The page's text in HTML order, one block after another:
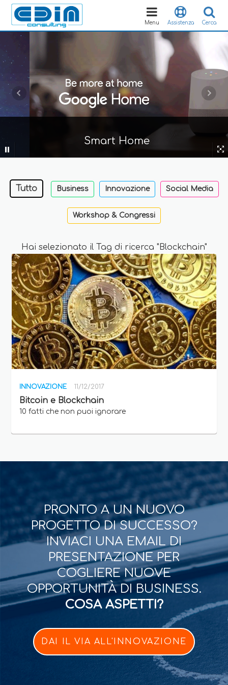
Cerca
Assistenza
Toggle
navigation
Menu
Smart Home
Tutto Business Innovazione Social Media
Workshop & Congressi
Hai selezionato il Tag di ricerca "Blockchain"
INNOVAZIONE 11/12/2017
Bitcoin e Blockchain
10 fatti che non puoi ignorare
PRONTO A UN NUOVO
PROGETTO DI SUCCESSO?
INVIACI UNA EMAIL DI
PRESENTAZIONE PER
COGLIERE NUOVE
OPPORTUNITÀ DI BUSINESS.
COSA ASPETTI?
DAI IL VIA ALL'INNOVAZIONE